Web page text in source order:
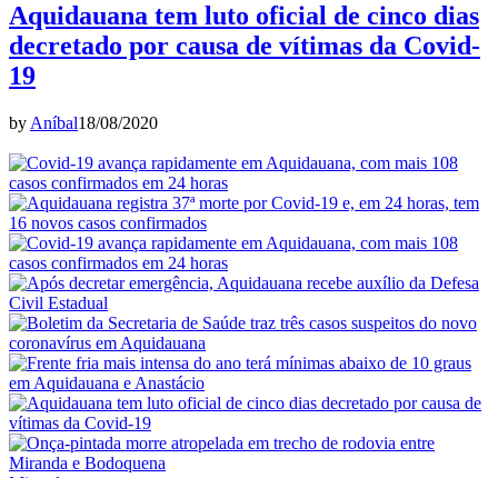
Aquidauana tem luto oficial de cinco dias
decretado por causa de vítimas da Covid-
19
by Aníbal18/08/2020